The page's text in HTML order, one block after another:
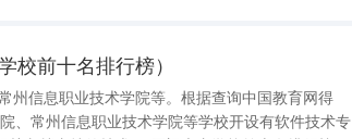
校前十名排行榜）
州信息职业技术学院等。根据查询中国教育网得
、常州信息职业技术学院等学校开设有软件技术专